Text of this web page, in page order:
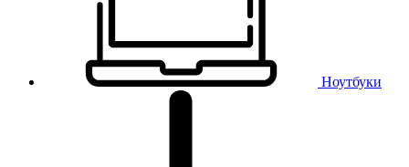
Ноутбуки